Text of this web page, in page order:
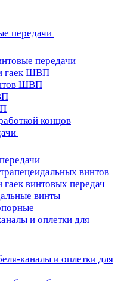
передачи
передачи
гаек ШВП
ШВП
концов
винтов
винтовых передач
винты
и оплетки для
каналы и оплетки для